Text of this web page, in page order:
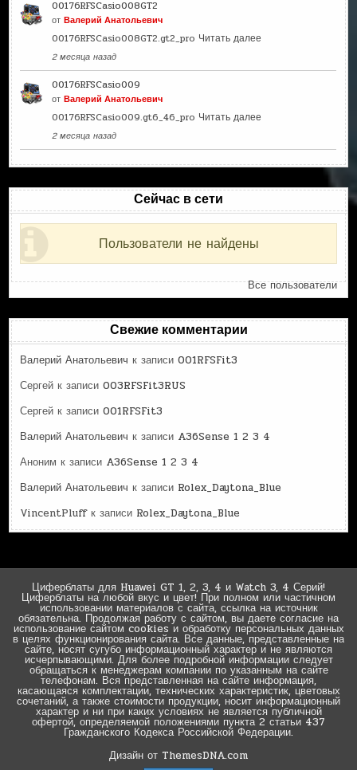
00176RFSCasio008GT2
отВалерий Анатольевич
00176RFSCasio008GT2.gt2_pro Читать далее
2 месяца назад
00176RFSCasio009
отВалерий Анатольевич
00176RFSCasio009.gt6_46_pro Читать далее
2 месяца назад
Сейчас в сети
Пользователи не найдены
Все пользователи
Свежие комментарии
Валерий Анатольевич к записи001RFSFit3
Сергей к записи003RFSFit3RUS
Сергей к записи001RFSFit3
Валерий Анатольевич к записи A36Sense 1 2 3 4
Аноним к записи A36Sense 1 2 3 4
Валерий Анатольевич к записи Rolex_Daytona_Blue
VincentPluffк записи Rolex_Daytona_Blue
Циферблаты для Huawei GT 1, 2, 3, 4 и Watch 3, 4 Серий!
Циферблаты на любой вкус и цвет! При полном или частичном
использовании материалов с сайта, ссылка на источник
обязательна. Продолжая работу с сайтом, вы даете согласие на
использование сайтом cookies и обработку персональных данных
в целях функционирования сайта. Все данные, представленные на
сайте, носят сугубо информационный характер и не являются
исчерпывающими. Для более подробной информации следует
обращаться к менеджерам компании по указанным на сайте
телефонам. Вся представленная на сайте информация,
касающаяся комплектации, технических характеристик, цветовых
сочетаний, а также стоимости продукции, носит информационный
характер и ни при каких условиях не является публичной
офертой, определяемой положениями пункта 2 статьи 437
Гражданского Кодекса Российской Федерации.
Дизайн от ThemesDNA.com